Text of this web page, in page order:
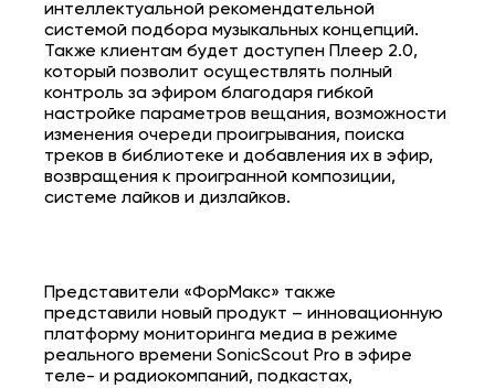
интеллектуальной рекомендательной
системой подбора музыкальных концепций.
Также клиентам будет доступен Плеер 2.0,
который позволит осуществлять полный
контроль за эфиром благодаря гибкой
настройке параметров вещания, возможности
изменения очереди проигрывания, поиска
треков в библиотеке и добавления их в эфир,
возвращения к проигранной композиции,
системе лайков и дизлайков.
Представители «ФорМакс» также
представили новый продукт – инновационную
платформу мониторинга медиа в режиме
реального времени SonicScout Pro в эфире
теле- и радиокомпаний, подкастах,